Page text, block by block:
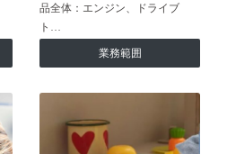
品全体：エンジン、ドライブ
ト…
業務範囲